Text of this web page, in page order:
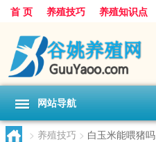
首 页 养殖技巧 养殖知识点
网站导航
> 养殖技巧 > 白玉米能喂猪吗